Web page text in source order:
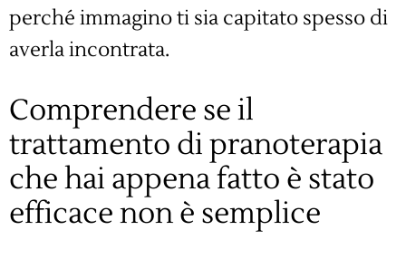
perché immagino ti sia capitato spesso di
averla incontrata.
Comprendere se il
trattamento di pranoterapia
che hai appena fatto è stato
efficace non è semplice